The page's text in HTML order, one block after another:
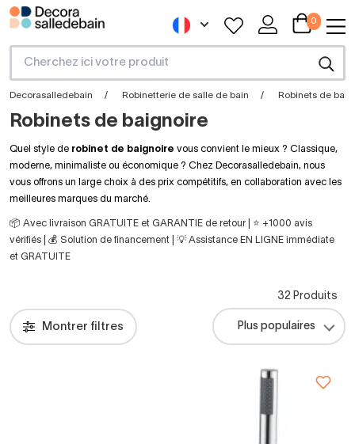
0
Decorasalledebain Robinetterie de salle de bain Robinets de
Robinets de baignoire
Quel style de robinet de baignoire vous convient le mieux ? Classique,
moderne, minimaliste ou économique ? Chez Decorasalledebain, nous
vous offrons un large choix à des prix compétitifs, en collaboration avec les
meilleures marques du marché.
📦 Avec livraison GRATUITE et GARANTIE de retour | ⭐ +1000 avis
vérifiés | 💰 Solution de financement | 💡 Assistance EN LIGNE immédiate
et GRATUITE
Montrer filtres
32 Produits